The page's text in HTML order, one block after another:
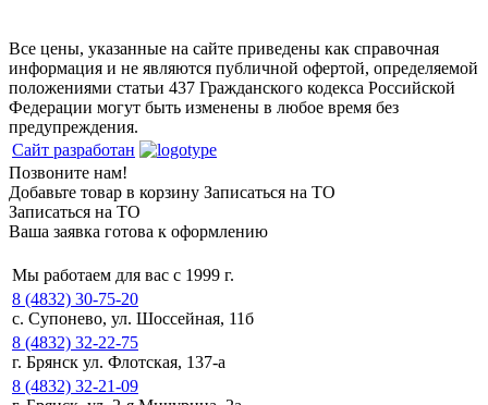
Все цены, указанные на сайте приведены как справочная
информация и не являются публичной офертой, определяемой
положениями статьи 437 Гражданского кодекса Российской
Федерации могут быть изменены в любое время без
предупреждения.
Сайт разработан
Позвоните нам!
Добавьте товар в корзину Записаться на ТО
Записаться на ТО
Ваша заявка готова к оформлению
Мы работаем для вас с 1999 г.
8 (4832) 30-75-20
с. Супонево, ул. Шоссейная, 11б
8 (4832) 32-22-75
г. Брянск ул. Флотская, 137-а
8 (4832) 32-21-09